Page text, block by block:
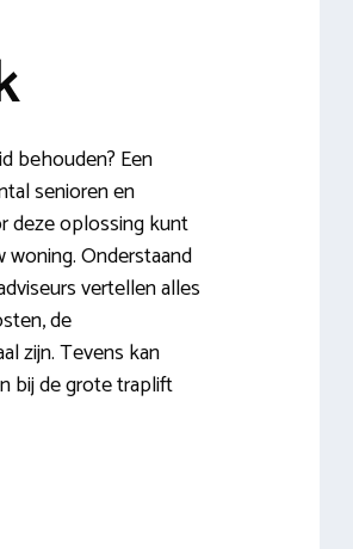
behouden? Een
senioren en
deze oplossing kunt
Onderstaand
vertellen alles
de
zijn. Tevens kan
bij de grote traplift